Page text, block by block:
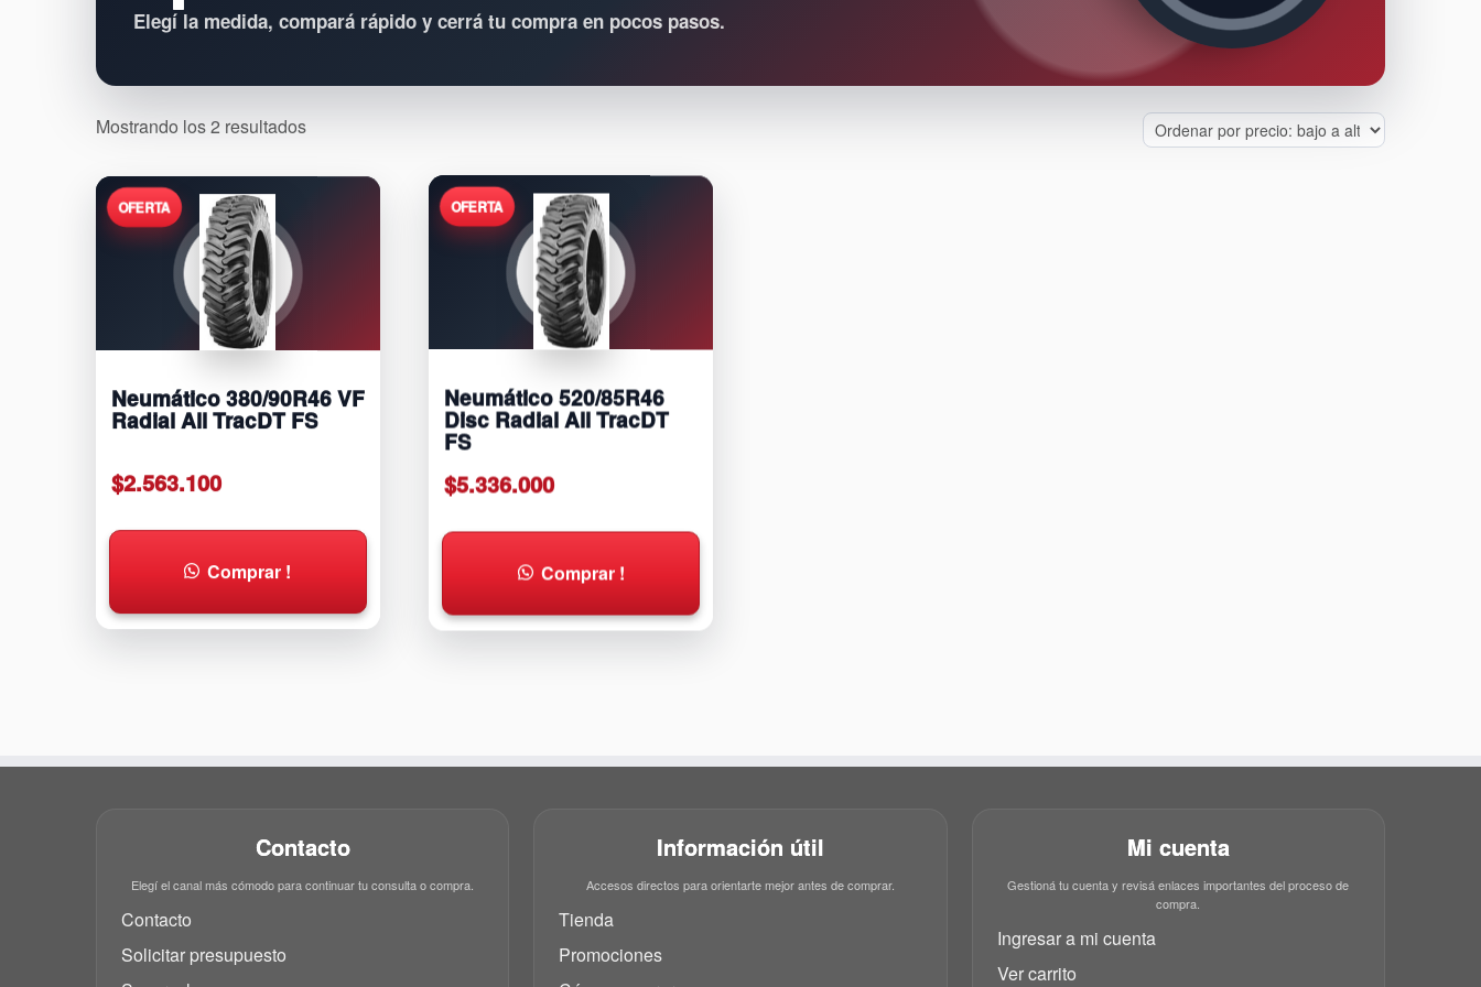
Elegí la medida, compará rápido y cerrá tu compra en pocos pasos.
Mostrando los 2 resultadosSorted
price:
Neumático 380/90R46 VF
Radial All TracDT FS
$2.563.100
Comprar !
Neumático 520/85R46
Disc Radial All TracDT
FS
$5.336.000
Comprar !
Contacto
Elegí el canal más cómodo para continuar tu consulta o compra.
Contacto
Solicitar presupuesto
Información útil
Accesos directos para orientarte mejor antes de comprar.
Tienda
Promociones
Mi cuenta
Gestioná tu cuenta y revisá enlaces importantes del proceso de
compra.
Ingresar a mi cuenta
Ver carrito